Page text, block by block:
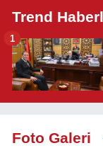
Trend
1
Foto Galeri